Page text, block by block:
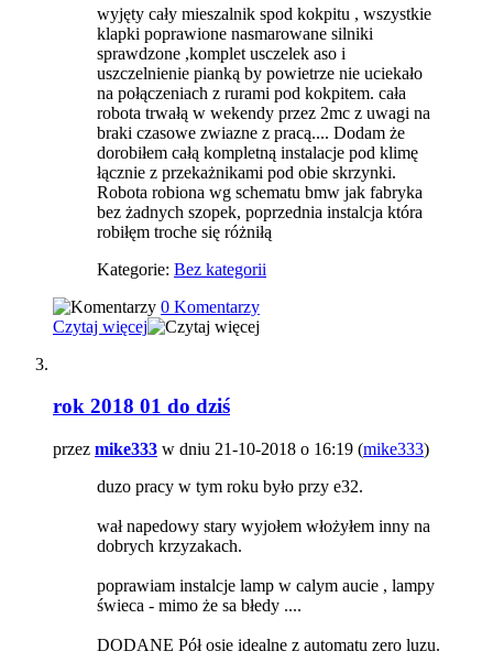
wyjęty cały mieszalnik spod kokpitu , wszystkie
klapki poprawione nasmarowane silniki
sprawdzone ,komplet usczelek aso i
uszczelnienie pianką by powietrze nie uciekało
na połączeniach z rurami pod kokpitem. cała
robota trwałą w wekendy przez 2mc z uwagi na
braki czasowe zwiazne z pracą.... Dodam że
dorobiłem całą kompletną instalacje pod klimę
łącznie z przekażnikami pod obie skrzynki.
Robota robiona wg schematu bmw jak fabryka
bez żadnych szopek, poprzednia instalcja która
robiłęm troche się różniłą
Kategorie: Bez kategorii
0 Komentarzy
Czytaj więcej
rok 2018 01 do dziś
przez mike333 w dniu 21-10-2018 o 16:19 (mike333)
duzo pracy w tym roku było przy e32.
wał napedowy stary wyjołem włożyłem inny na
dobrych krzyzakach.
poprawiam instalcje lamp w calym aucie , lampy
świeca - mimo że sa błedy ....
DODANE Pół osie idealne z automatu zero luzu.